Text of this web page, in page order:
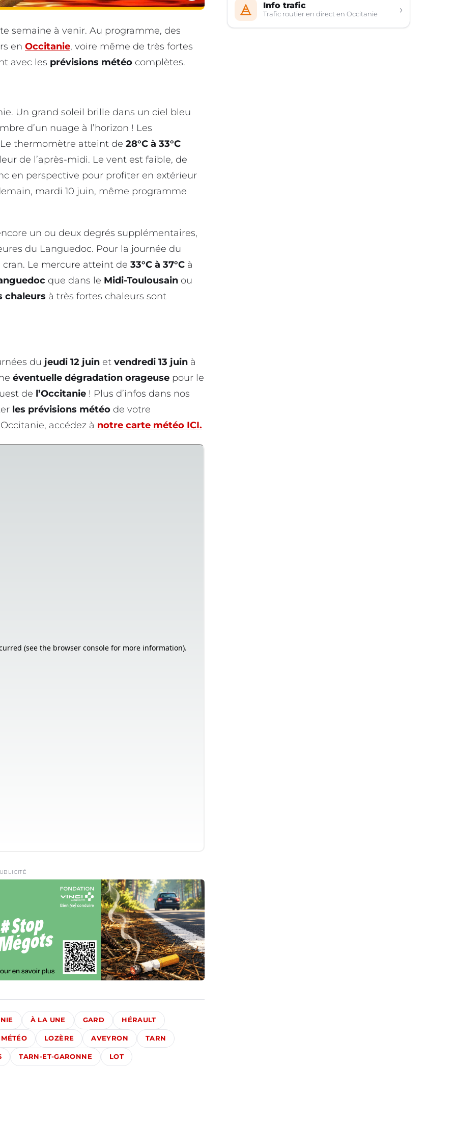
semaine à venir. Au programme, des
en Occitanie, voire même de très fortes
avec les prévisions météo complètes.
Un grand soleil brille dans un ciel bleu
d’un nuage à l’horizon ! Les
thermomètre atteint de 28°C à 33°C
de l’après-midi. Le vent est faible, de
en perspective pour profiter en extérieur
mardi 10 juin, même programme
un ou deux degrés supplémentaires,
du Languedoc. Pour la journée du
cran. Le mercure atteint de 33°C à 37°C à
que dans le Midi-Toulousain ou
chaleurs à très fortes chaleurs sont
du jeudi 12 juin et vendredi 13 juin à
éventuelle dégradation orageuse pour le
de l’Occitanie ! Plus d’infos dans nos
les prévisions météo de votre
accédez à notre carte météo ICI.
À LA UNE GARD HÉRAULT
MÉTÉO LOZÈRE AVEYRON TARN
TARN-ET-GARONNE LOT
Info trafic
Trafic routier en direct en Occitanie ›